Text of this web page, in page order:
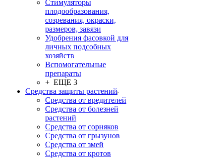
Стимуляторы
плодообразования,
созревания, окраски,
размеров, завязи
Удобрения фасовкой для
личных подсобных
хозяйств
Вспомогательные
препараты
+ ЕЩЕ 3
Средства защиты растений
Средства от вредителей
Средства от болезней
растений
Средства от сорняков
Средства от грызунов
Средства от змей
Средства от кротов